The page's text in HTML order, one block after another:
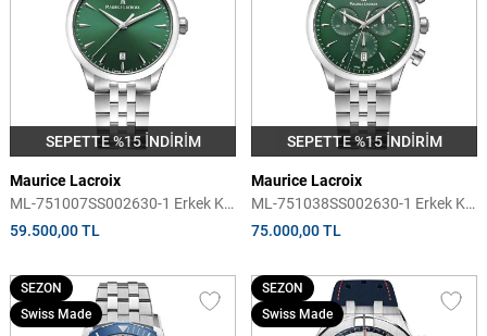
SEPETTE %15 İNDİRİM
Maurice Lacroix
ML-751007SS002630-1 Erkek Kol
Saati
59.500,00 TL
SEPETTE %15 İNDİRİM
Maurice Lacroix
ML-751038SS002630-1 Erkek Kol
Saati
75.000,00 TL
SEZON
Swiss Made
SEZON
Swiss Made